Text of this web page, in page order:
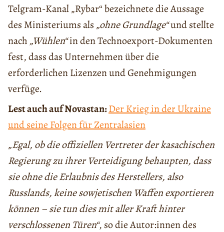
Telgram-Kanal „Rybar“ bezeichnete die Aussage
des Ministeriums als „ohne Grundlage“und stellte
nach „Wühlen“in den Technoexport-Dokumenten
fest, dass das Unternehmen über die
erforderlichen Lizenzen und Genehmigungen
verfüge.
Lest auch auf Novastan:Der Krieg in der Ukraine
und seine Folgen für Zentralasien
„Egal, ob die offiziellen Vertreter der kasachischen
Regierung zu ihrer Verteidigung behaupten, dass
sie ohne die Erlaubnis des Herstellers, also
Russlands, keine sowjetischen Waffen exportieren
können – sie tun dies mit aller Kraft hinter
verschlossenen Türen“, so die Autor:innen des